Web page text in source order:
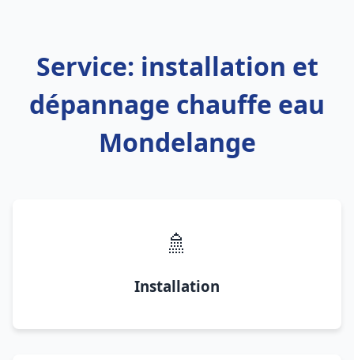
Service: installation et
dépannage chauffe eau
Mondelange
🚿
Installation